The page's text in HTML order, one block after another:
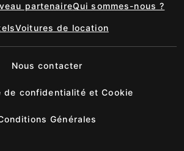
partenaireQui sommes-nous ?
Voitures de location
Nous contacter
de confidentialité et Cookie
Générales